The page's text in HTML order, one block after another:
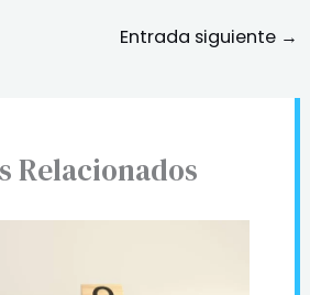
Entrada siguiente →
Relacionados